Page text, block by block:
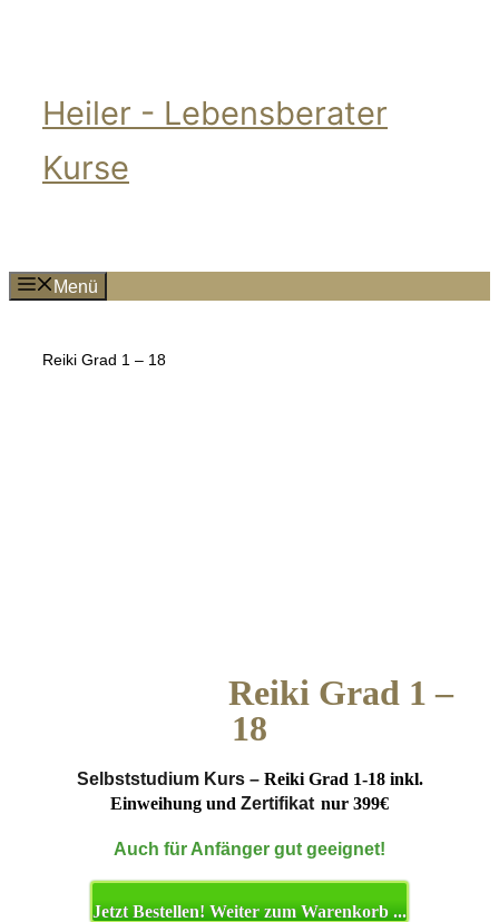
Heiler - Lebensberater
Kurse
Menü
Reiki Grad 1 – 18
Reiki Grad 1 –
18
Selbststudium Kurs –Reiki Grad 1-18 inkl.
Einweihung und Zertifikat nur 399€
Auch für Anfänger gut geeignet!
Jetzt Bestellen! Weiter zum Warenkorb ...